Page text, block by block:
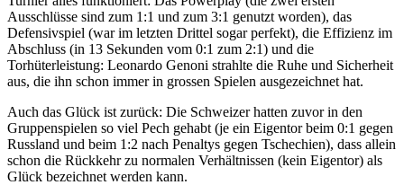
Ausschlüsse sind zum 1:1 und zum 3:1 genutzt worden), das
Defensivspiel (war im letzten Drittel sogar perfekt), die Effizienz im
Abschluss (in 13 Sekunden vom 0:1 zum 2:1) und die
Torhüterleistung: Leonardo Genoni strahlte die Ruhe und Sicherheit
aus, die ihn schon immer in grossen Spielen ausgezeichnet hat.
Auch das Glück ist zurück: Die Schweizer hatten zuvor in den
Gruppenspielen so viel Pech gehabt (je ein Eigentor beim 0:1 gegen
Russland und beim 1:2 nach Penaltys gegen Tschechien), dass allein
schon die Rückkehr zu normalen Verhältnissen (kein Eigentor) als
Glück bezeichnet werden kann.